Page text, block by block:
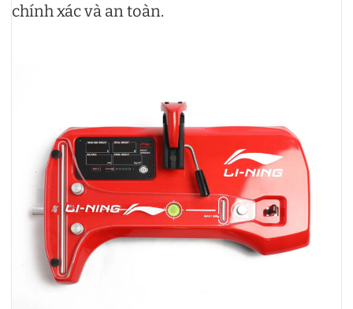
chính xác và an toàn.